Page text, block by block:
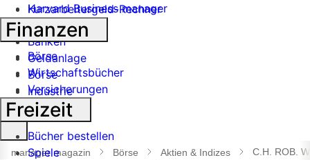
Harvard Business manager
Handel
Banken
Geldanlage
Börse
Industrie
Suche
öffnen
manager magazin Börse Aktien & Indizes C.H. ROB.
Kurzarbeitergeld-Rechner
Finanzen
Börse
Wirtschaftsbücher
Versicherungen
Freizeit
Bücher bestellen
Spiele